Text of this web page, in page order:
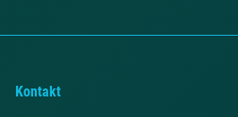
Kontakt